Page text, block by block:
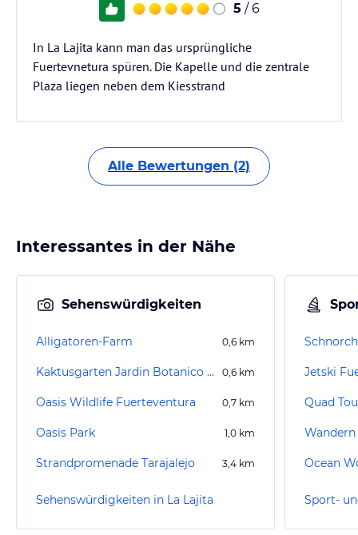
5 / 6
In La Lajita kann man das ursprüngliche
Fuertevnetura spüren. Die Kapelle und die zentrale
Plaza liegen neben dem Kiesstrand
Alle Bewertungen (2)
Interessantes in der Nähe
Sehenswürdigkeiten
Alligatoren-Farm 0,6 km
Kaktusgarten Jardin Botanico de Cactus 0,6 km
Oasis Wildlife Fuerteventura 0,7 km
Oasis Park 1,0 km
Strandpromenade Tarajalejo 3,4 km
Sehenswürdigkeiten in La Lajita
Jetski